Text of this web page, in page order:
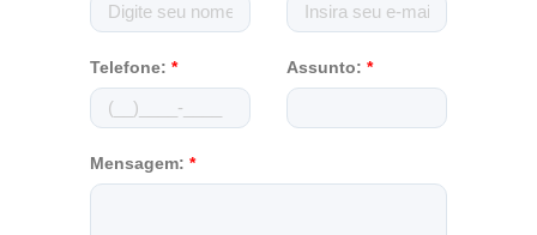
Telefone: * Assunto: *
Mensagem: *